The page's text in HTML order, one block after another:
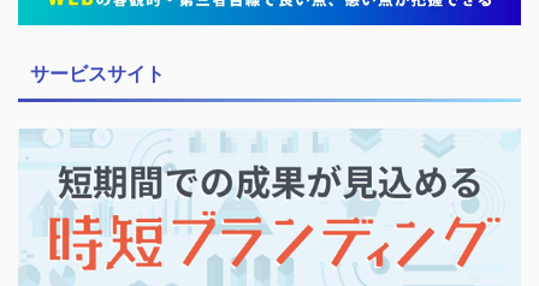
サービスサイト